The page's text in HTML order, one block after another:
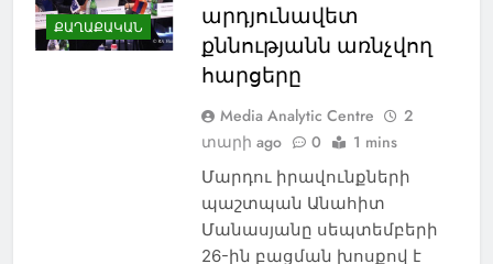
ՔԱՂԱՔԱԿԱՆ
արդյունավետ
քննությանն առնչվող
հարցերը
Media Analytic Centre
2
տարի ago
0 1 mins
Մարդու իրավունքների
պաշտպան Անահիտ
Մանասյանը սեպտեմբերի
26-ին բացման խոսքով է